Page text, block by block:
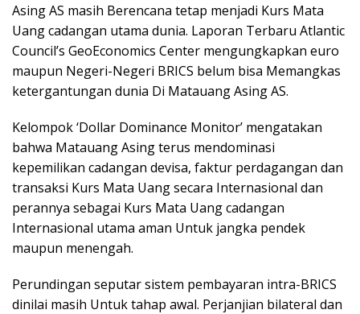
Asing AS masih Berencana tetap menjadi Kurs Mata
Uang cadangan utama dunia. Laporan Terbaru Atlantic
Council’s GeoEconomics Center mengungkapkan euro
maupun Negeri-Negeri BRICS belum bisa Memangkas
ketergantungan dunia Di Matauang Asing AS.
Kelompok ‘Dollar Dominance Monitor’ mengatakan
bahwa Matauang Asing terus mendominasi
kepemilikan cadangan devisa, faktur perdagangan dan
transaksi Kurs Mata Uang secara Internasional dan
perannya sebagai Kurs Mata Uang cadangan
Internasional utama aman Untuk jangka pendek
maupun menengah.
Perundingan seputar sistem pembayaran intra-BRICS
dinilai masih Untuk tahap awal. Perjanjian bilateral dan